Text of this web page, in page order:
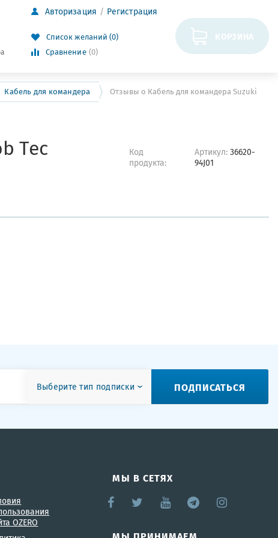
Авторизация Регистрация
Список желаний (0)
Сравнение (0)
КОРЗИНА
Кабель для командера
Отзывы о Кабель для командера Suzuki
Tec
Код
продукта:
Артикул: 36620-
94J01
Выберите тип подписки ПОДПИСАТЬСЯ
OZERO
МЫ В СЕТЯХ